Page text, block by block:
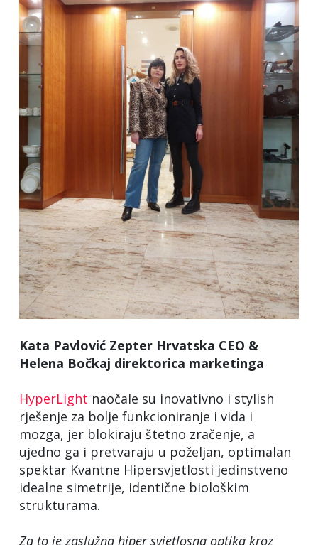
Kata Pavlović Zepter Hrvatska CEO &
Helena Bočkaj direktorica marketinga
HyperLight naočale su inovativno i stylish
rješenje za bolje funkcioniranje i vida i
mozga, jer blokiraju štetno zračenje, a
ujedno ga i pretvaraju u poželjan, optimalan
spektar Kvantne Hipersvjetlosti jedinstveno
idealne simetrije, identične biološkim
strukturama.
Za to je zaslužna hiper svjetlosna optika kroz